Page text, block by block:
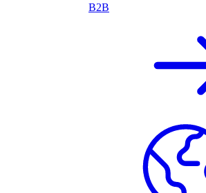
B2B